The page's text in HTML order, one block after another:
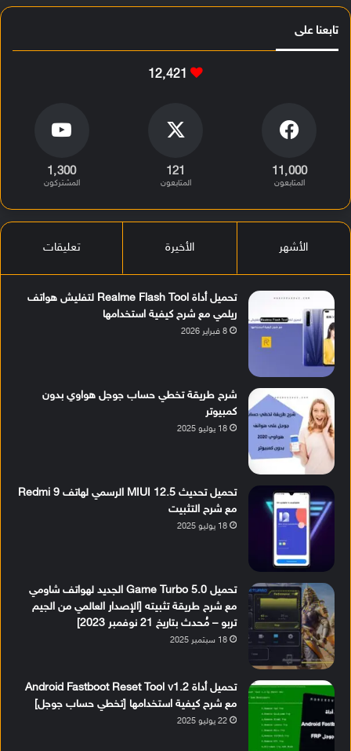
تابعنا على
12٬421
11٬000
المتابعون
121
المتابعون
1٬300
المشتركون
الأشهر الأخيرة تعليقات
تحميل أداة Realme Flash Tool لتفليش هواتف
ريلمي مع شرح كيفية استخدامها
8 فبراير 2026
شرح طريقة تخطي حساب جوجل هواوي بدون
كمبيوتر
18 يوليو 2025
تحميل تحديث MIUI 12.5 الرسمي لهاتف Redmi 9
مع شرح التثبيت
18 يوليو 2025
تحميل Game Turbo 5.0 الجديد لهواتف شاومي
مع شرح طريقة تثبيته [الإصدار العالمي من الجيم
تربو – مُحدث بتاريخ 21 نوفمبر 2023]
18 سبتمبر 2025
تحميل أداة Android Fastboot Reset Tool v1.2
مع شرح كيفية استخدامها [تخطي حساب جوجل]
22 يوليو 2025